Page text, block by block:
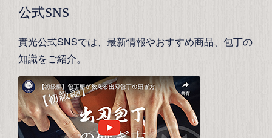
公式SNS
實光公式SNSでは、最新情報やおすすめ商品、包丁の
知識をご紹介。